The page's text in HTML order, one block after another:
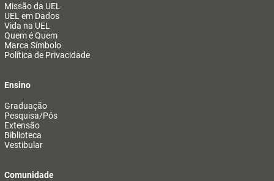
Missão da UEL
UEL em Dados
Vida na UEL
Quem é Quem
Marca Símbolo
Política de Privacidade
Ensino
Graduação
Pesquisa/Pós
Extensão
Biblioteca
Vestibular
Comunidade